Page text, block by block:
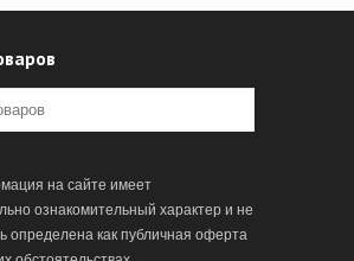
на сайте имеет
ознакомительный характер и не
определена как публичная оферта